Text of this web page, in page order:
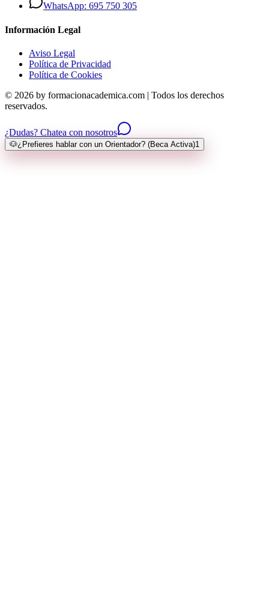
WhatsApp: 695 750 305
Información Legal
Aviso Legal
Política de Privacidad
Política de Cookies
© 2026 by formacionacademica.com | Todos los derechos
reservados.
¿Dudas? Chatea con nosotros
🐶¿Prefieres hablar con un Orientador? (Beca Activa)1